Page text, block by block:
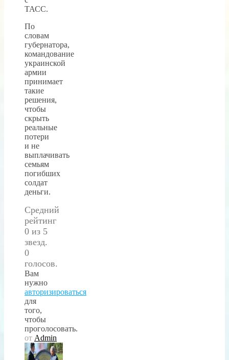
ТАСС.
По
словам
губернатора,
командование
украинской
армии
принимает
такие
решения,
чтобы
скрыть
реальные
потери
и не
выплачивать
семьям
погибших
солдат
деньги.
Средний
рейтинг
0 из 5
звезд.
0
голосов.
Вам
нужно
авторизироваться
для
того,
чтобы
проголосовать.
от Admin